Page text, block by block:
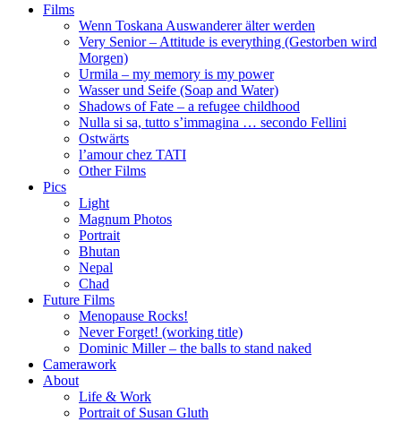
Films
Wenn Toskana Auswanderer älter werden
Very Senior – Attitude is everything (Gestorben wird
Morgen)
Urmila – my memory is my power
Wasser und Seife (Soap and Water)
Shadows of Fate – a refugee childhood
Nulla si sa, tutto s’immagina … secondo Fellini
Ostwärts
l’amour chez TATI
Other Films
Pics
Light
Magnum Photos
Portrait
Bhutan
Nepal
Chad
Future Films
Menopause Rocks!
Never Forget! (working title)
Dominic Miller – the balls to stand naked
Camerawork
About
Life & Work
Portrait of Susan Gluth